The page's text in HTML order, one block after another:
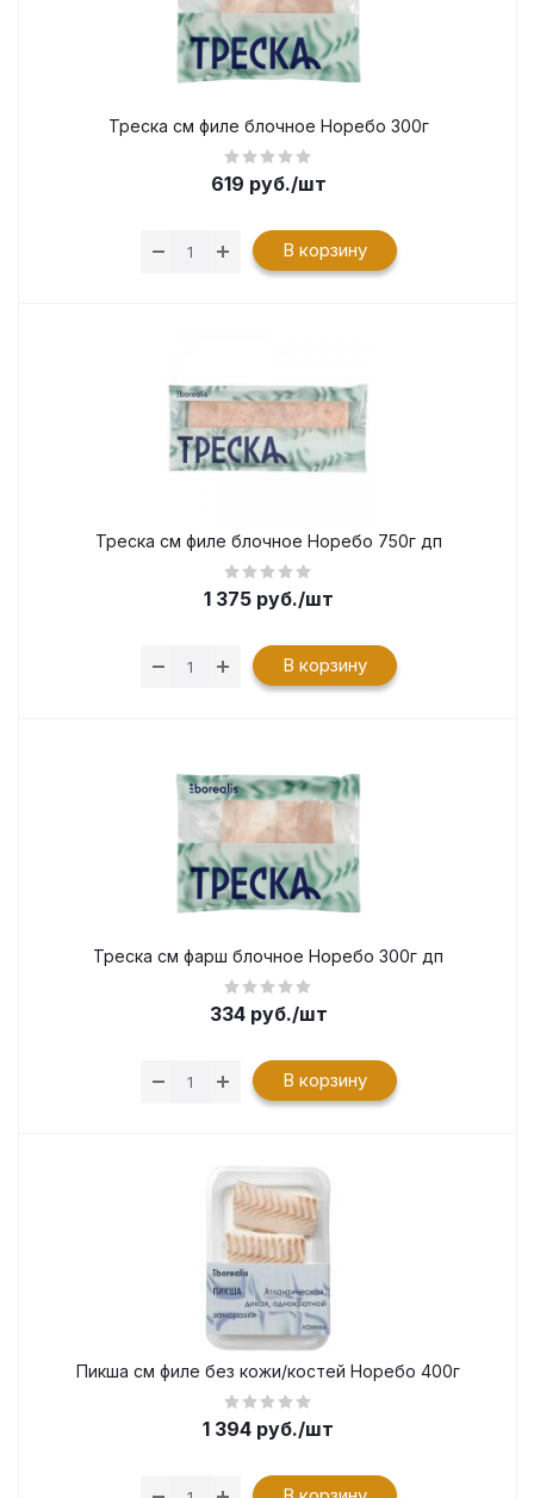
Треска см филе блочное Норебо 300г
619 руб./шт
В корзину
Треска см филе блочное Норебо 750г дп
1 375руб./шт
В корзину
Треска см фарш блочное Норебо 300г дп
334руб./шт
В корзину
Пикша см филе без кожи/костей Норебо 400г
1 394 руб./шт